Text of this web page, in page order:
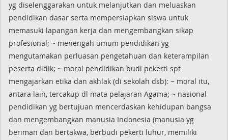
yg diselenggarakan untuk melanjutkan dan meluaskan
pendidikan dasar serta mempersiapkan siswa untuk
memasuki lapangan kerja dan mengembangkan sikap
profesional; ~ menengah umum pendidikan yg
mengutamakan perluasan pengetahuan dan keterampilan
peserta didik; ~ moral pendidikan budi pekerti spt
mengajarkan etika dan akhlak (di sekolah dsb): ~ moral itu,
antara lain, tercakup dl mata pelajaran Agama; ~ nasional
pendidikan yg bertujuan mencerdaskan kehidupan bangsa
dan mengembangkan manusia Indonesia (manusia yg
beriman dan bertakwa, berbudi pekerti luhur, memiliki